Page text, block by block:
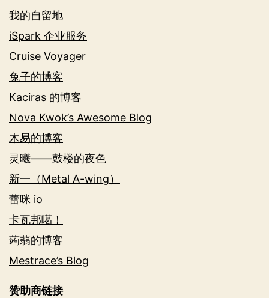
我的自留地
iSpark 企业服务
Cruise Voyager
兔子的博客
Kaciras 的博客
Nova Kwok’s Awesome Blog
木易的博客
灵曦——鼓楼的夜色
新一（Metal A-wing）
蕾咪 io
卡瓦邦噶！
蒟蒻的博客
Mestrace’s Blog
赞助商链接